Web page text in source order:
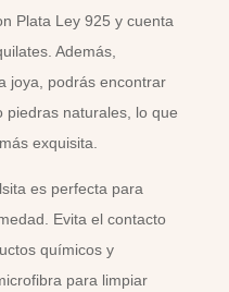
Plata Ley 925 y cuenta
Además,
joya, podrás encontrar
piedras naturales, lo que
exquisita.
es perfecta para
Evita el contacto
químicos y
para limpiar